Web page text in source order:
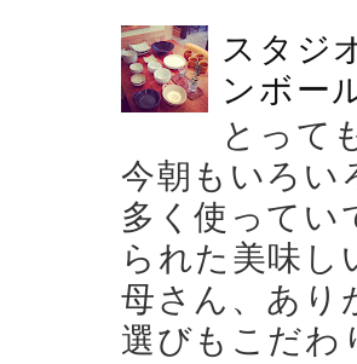
スタジ
ンボー
とって
今朝もいろい
多く使ってい
られた美味
母さん、あり
選びもこだ